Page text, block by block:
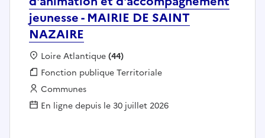
jeunesse - MAIRIE DE SAINT
NAZAIRE
Localisation :
Loire Atlantique(44)
Fonction publique :
Fonction publique Territoriale
Employeur :
Communes
En ligne depuis le 30 juillet 2026